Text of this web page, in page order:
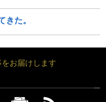
た。
お届けします